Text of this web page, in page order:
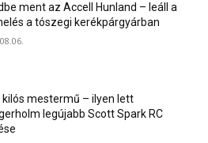
ment az Accell Hunland – leáll a
a tószegi kerékpárgyárban
kilós mestermű – ilyen lett
legújabb Scott Spark RC